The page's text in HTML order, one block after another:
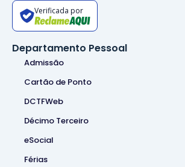
Verificada por
Departamento Pessoal
Admissão
Cartão de Ponto
DCTFWeb
Décimo Terceiro
eSocial
Férias